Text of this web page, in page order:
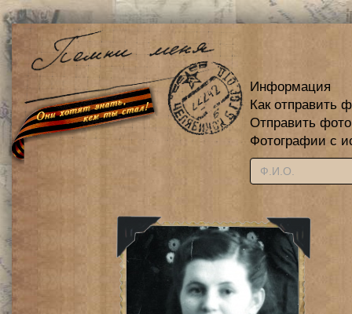
Информация
Как отправить
Отправить
Фотографии с